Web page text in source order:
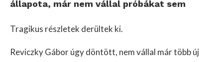
állapota, már nem vállal próbákat sem
Tragikus részletek derültek ki.
Reviczky Gábor úgy döntött, nem vállal már több új